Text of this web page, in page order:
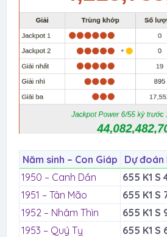
Năm sinh – Con Giáp
Dự
1950 – Canh Dần
655 K1 S
1951 – Tân Mão
655 K1 S
1952 – Nhâm Thìn
655 K1 S
1953 – Quý Tỵ
655 K1 S